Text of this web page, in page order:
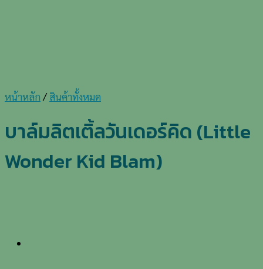
หน้าหลัก / สินค้าทั้งหมด
บาล์มลิตเติ้ลวันเดอร์คิด (Little
Wonder Kid Blam)